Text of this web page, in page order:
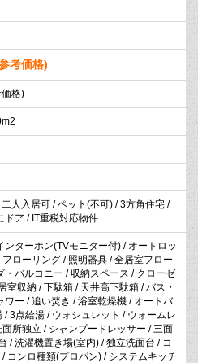
考価格)
格)
人入居可 / ペット(不可) / 3方角住宅 /
ドア / IT重税対応物件
ンターホン(TVモニター付) / オートロッ
フローリング / 照明器具 / 全居室フロー
・バルコニー / 収納スペース / クローゼ
室収納 / 下駄箱 / 天井高下駄箱 / バス・
ワー / 追い焚き / 浴室乾燥機 / オートバ
/ 3点給湯 / ウォシュレット / ウォームレ
面所独立 / シャンプードレッサー / 三面
/ 洗濯機置き場(室内) / 独立洗面台 / コ
コンロ種類(プロパン) / システムキッチ